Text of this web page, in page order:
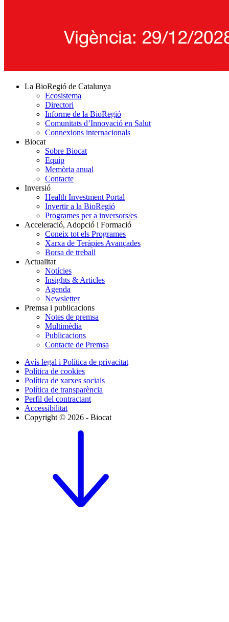
La BioRegió de Catalunya
Ecosistema
Directori
Informe de la BioRegió
Comunitats d’Innovació en Salut
Connexions internacionals
Biocat
Sobre Biocat
Equip
Memòria anual
Contacte
Inversió
Health Investment Portal
Invertir a la BioRegió
Programes per a inversors/es
Acceleració, Adopció i Formació
Coneix tot els Programes
Xarxa de Teràpies Avançades
Borsa de treball
Actualitat
Notícies
Insights & Articles
Agenda
Newsletter
Premsa i publicacions
Notes de premsa
Multimèdia
Publicacions
Contacte de Premsa
Avís legal i Política de privacitat
Política de cookies
Política de xarxes socials
Política de transparència
Perfil del contractant
Accessibilitat
Copyright © 2026 - Biocat